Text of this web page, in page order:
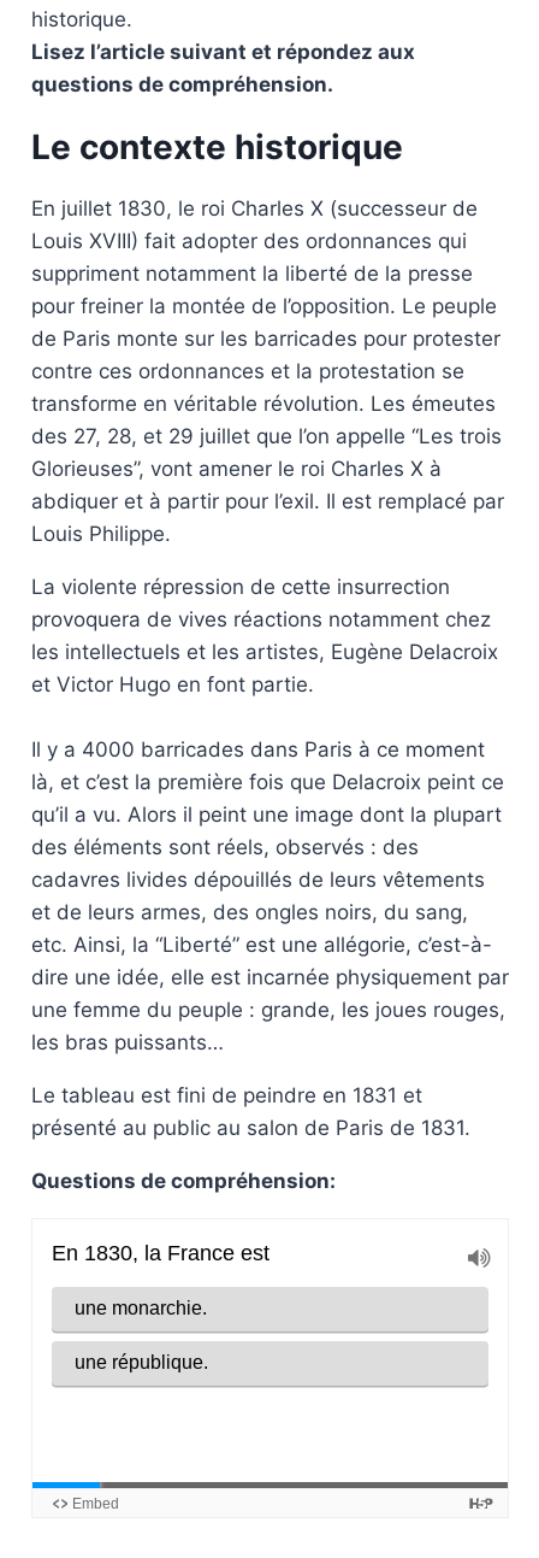
historique.
Lisez l’article suivant et répondez aux
questions de compréhension.
Le contexte historique
En juillet 1830, le roi Charles X (successeur de
Louis XVIII) fait adopter des ordonnances qui
suppriment notamment la liberté de la presse
pour freiner la montée de l’opposition. Le peuple
de Paris monte sur les barricades pour protester
contre ces ordonnances et la protestation se
transforme en véritable révolution. Les émeutes
des 27, 28, et 29 juillet que l’on appelle “Les trois
Glorieuses”, vont amener le roi Charles X à
abdiquer et à partir pour l’exil. Il est remplacé par
Louis Philippe.
La violente répression de cette insurrection
provoquera de vives réactions notamment chez
les intellectuels et les artistes, Eugène Delacroix
et Victor Hugo en font partie.
Il y a 4000 barricades dans Paris à ce moment
là, et c’est la première fois que Delacroix peint ce
qu’il a vu. Alors il peint une image dont la plupart
des éléments sont réels, observés : des
cadavres livides dépouillés de leurs vêtements
et de leurs armes, des ongles noirs, du sang,
etc. Ainsi, la “Liberté” est une allégorie, c’est-à-
dire une idée, elle est incarnée physiquement par
une femme du peuple : grande, les joues rouges,
les bras puissants…
Le tableau est fini de peindre en 1831 et
présenté au public au salon de Paris de 1831.
Questions de compréhension: